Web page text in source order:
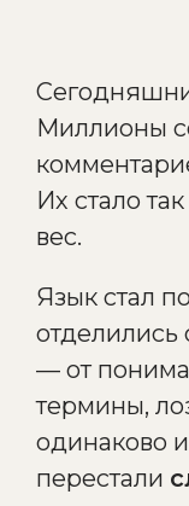
Миллионы
Их стало
вес.
Язык стал
отделились
— от
термины,
одинаково
перестали